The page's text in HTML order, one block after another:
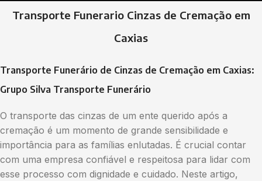
Transporte Funerario Cinzas de Cremação em
Caxias
Transporte Funerário de Cinzas de Cremação em Caxias:
Grupo Silva Transporte Funerário
O transporte das cinzas de um ente querido após a
cremação é um momento de grande sensibilidade e
importância para as famílias enlutadas. É crucial contar
com uma empresa confiável e respeitosa para lidar com
esse processo com dignidade e cuidado. Neste artigo,